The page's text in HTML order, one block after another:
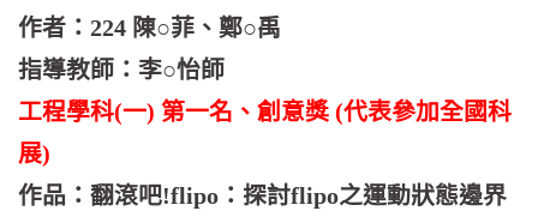
作者：224 陳○菲、鄭○禹
指導教師：李○怡師
工程學科(一) 第一名、創意獎 (代表參加全國科
展)
作品：翻滾吧!flipo：探討flipo之運動狀態邊界